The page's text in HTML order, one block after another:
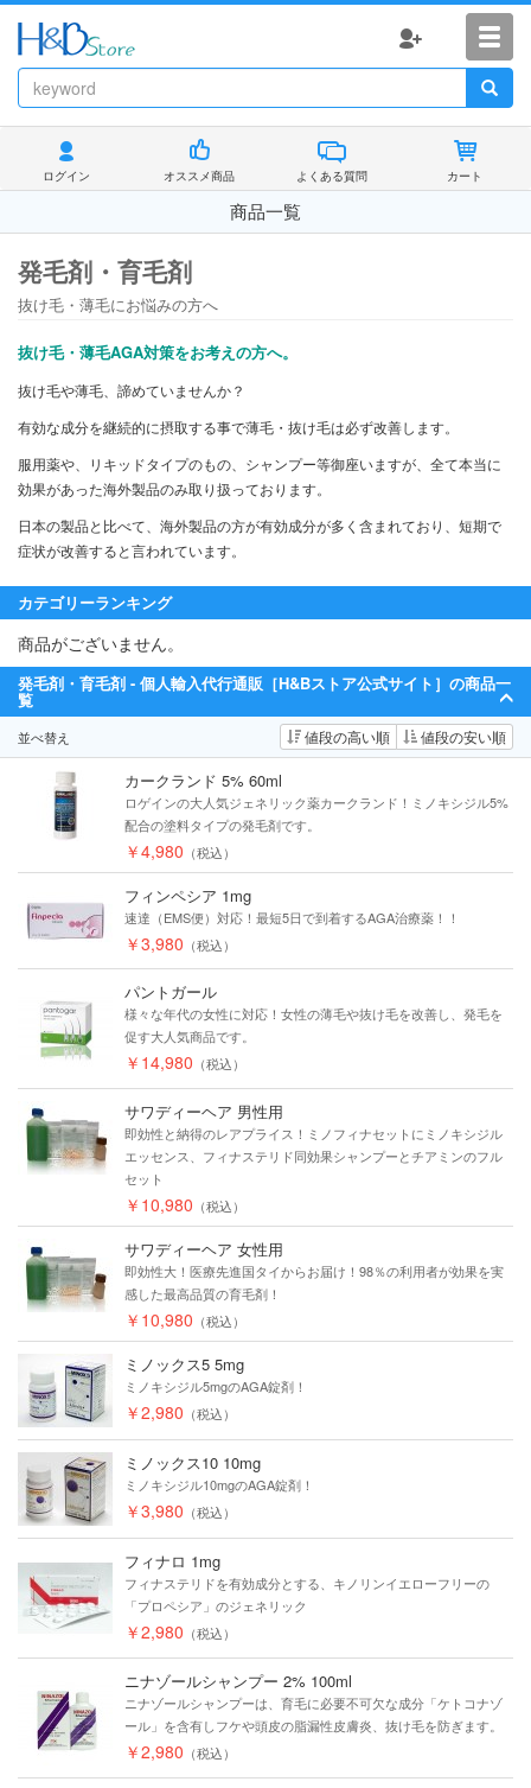
ログイン オススメ商品 よくある質問 カート
商品一覧
発毛剤・育毛剤
抜け毛・薄毛にお悩みの方へ
抜け毛・薄毛AGA対策をお考えの方へ。
抜け毛や薄毛、諦めていませんか？
有効な成分を継続的に摂取する事で薄毛・抜け毛は必ず改善します。
服用薬や、リキッドタイプのもの、シャンプー等御座いますが、全て本当に
効果があった海外製品のみ取り扱っております。
日本の製品と比べて、海外製品の方が有効成分が多く含まれており、短期で
症状が改善すると言われています。
カテゴリーランキング
商品がございません。
発毛剤・育毛剤 - 個人輸入代行通販［H&Bストア公式サイト］の商品一
覧
並べ替え 値段の高い順 値段の安い順
カークランド 5% 60ml
ロゲインの大人気ジェネリック薬カークランド！ミノキシジル5%
配合の塗料タイプの発毛剤です。
￥4,980 （税込）
フィンペシア 1mg
速達（EMS便）対応！最短5日で到着するAGA治療薬！！
￥3,980 （税込）
パントガール
様々な年代の女性に対応！女性の薄毛や抜け毛を改善し、発毛を
促す大人気商品です。
￥14,980 （税込）
サワディーヘア 男性用
即効性と納得のレアプライス！ミノフィナセットにミノキシジル
エッセンス、フィナステリド同効果シャンプーとチアミンのフル
セット
￥10,980 （税込）
サワディーヘア 女性用
即効性大！医療先進国タイからお届け！98％の利用者が効果を実
感した最高品質の育毛剤！
￥10,980 （税込）
ミノックス5 5mg
ミノキシジル5mgのAGA錠剤！
￥2,980 （税込）
ミノックス10 10mg
ミノキシジル10mgのAGA錠剤！
￥3,980 （税込）
フィナロ 1mg
フィナステリドを有効成分とする、キノリンイエローフリーの
「プロペシア」のジェネリック
￥2,980 （税込）
ニナゾールシャンプー 2% 100ml
ニナゾールシャンプーは、育毛に必要不可欠な成分「ケトコナゾ
ール」を含有しフケや頭皮の脂漏性皮膚炎、抜け毛を防ぎます。
￥2,980 （税込）